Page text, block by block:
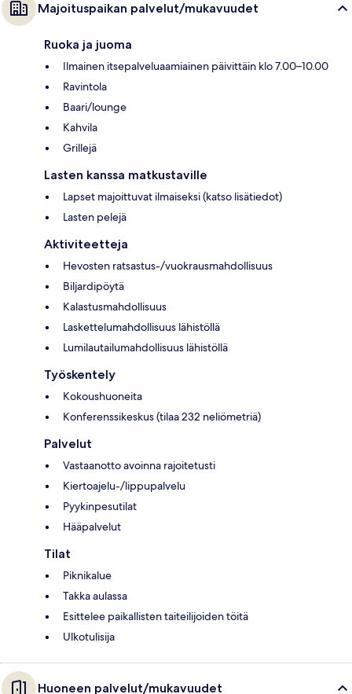
Majoituspaikan palvelut/mukavuudet
Ruoka ja juoma
Ilmainen itsepalveluaamiainen päivittäin klo 7.00–10.00
Ravintola
Baari/lounge
Kahvila
Grillejä
Lasten kanssa matkustaville
Lapset majoittuvat ilmaiseksi (katso lisätiedot)
Lasten pelejä
Aktiviteetteja
Hevosten ratsastus-/vuokrausmahdollisuus
Biljardipöytä
Kalastusmahdollisuus
Laskettelumahdollisuus lähistöllä
Lumilautailumahdollisuus lähistöllä
Työskentely
Kokoushuoneita
Konferenssikeskus (tilaa 232 neliömetriä)
Palvelut
Vastaanotto avoinna rajoitetusti
Kiertoajelu-/lippupalvelu
Pyykinpesutilat
Hääpalvelut
Tilat
Piknikalue
Takka aulassa
Esittelee paikallisten taiteilijoiden töitä
Ulkotulisija
Huoneen palvelut/mukavuudet